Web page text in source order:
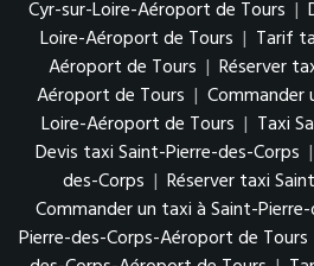
Cyr-sur-Loire-Aéroport de Tours |
Loire-Aéroport de Tours | Tarif
Aéroport de Tours | Réserver
Aéroport de Tours | Commander
Loire-Aéroport de Tours | Taxi
Devis taxi Saint-Pierre-des-Corps |
des-Corps | Réserver taxi
Commander un taxi à Saint-
Pierre-des-Corps-Aéroport de Tours